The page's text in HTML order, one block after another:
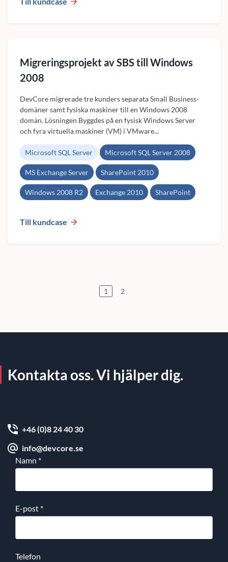
Migreringsprojekt av SBS till Windows
2008
DevCore migrerade tre kunders separata Small Business-
domäner samt fysiska maskiner till en Windows 2008
domän. Lösningen Byggdes på en fysisk Windows Server
och fyra virtuella maskiner (VM) i VMware...
Microsoft SQL Server Microsoft SQL Server 2008
MS Exchange Server SharePoint 2010
Windows 2008 R2 Exchange 2010 SharePoint
Till kundcase
1 2
Kontakta oss. Vi hjälper dig.
+46 (0)8 24 40 30
info@devcore.se
Namn *
E-post *
Telefon